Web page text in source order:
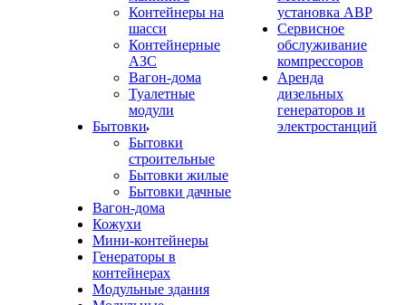
Контейнеры на
шасси
Контейнерные
АЗС
Вагон-дома
Туалетные
модули
Бытовки
Бытовки
строительные
Бытовки жилые
Бытовки дачные
Вагон-дома
Кожухи
Мини-контейнеры
Генераторы в
контейнерах
Модульные здания
установка АВР
Сервисное
обслуживание
компрессоров
Аренда
дизельных
генераторов и
электростанций